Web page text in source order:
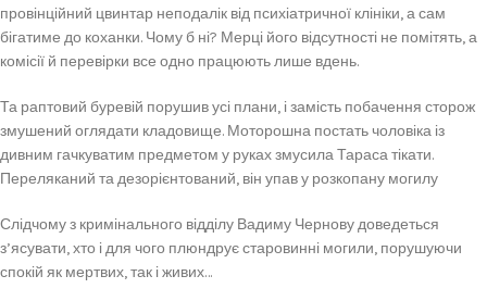
провінційний цвинтар неподалік від психіатричної клініки, а сам
бігатиме до коханки. Чому б ні? Мерці його відсутності не помітять, а
комісії й перевірки все одно працюють лише вдень.
Та раптовий буревій порушив усі плани, і замість побачення сторож
змушений оглядати кладовище. Моторошна постать чоловіка із
дивним гачкуватим предметом у руках змусила Тараса тікати.
Переляканий та дезорієнтований, він упав у розкопану могилу
Слідчому з кримінального відділу Вадиму Чернову доведеться
з’ясувати, хто і для чого плюндрує старовинні могили, порушуючи
спокій як мертвих, так і живих…